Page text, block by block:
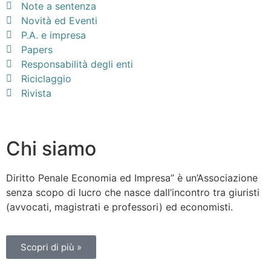
Note a sentenza
Novità ed Eventi
P.A. e impresa
Papers
Responsabilità degli enti
Riciclaggio
Rivista
Chi siamo
Diritto Penale Economia ed Impresa” è un’Associazione
senza scopo di lucro che nasce dall’incontro tra giuristi
(avvocati, magistrati e professori) ed economisti.
Scopri di più »